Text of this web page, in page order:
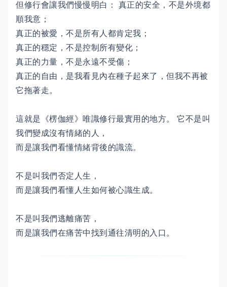
但修行會讓我們慢慢明白： 真正的安全，不是外境都
順我意；
真正的被愛，不是所有人都肯定我；
真正的穩定，不是控制所有變化；
真正的力量，不是永遠不受傷；
真正的自由，是我看見內在種子起來了，但我不再被
它拖著走。
這就是《楞伽經》唯識修行最實用的地方。 它不是叫
我們變成沒有情緒的人，
而是讓我們看懂情緒背後的識流。
不是叫我們否定人生，
而是讓我們看懂人生如何被心識生成。
不是叫我們逃離痛苦，
而是讓我們在痛苦中找到通往清明的入口。